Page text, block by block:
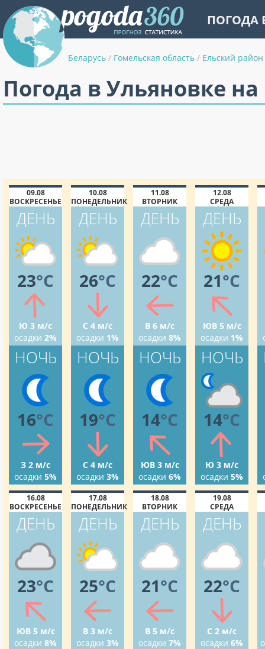
ПОГОДА
Беларусь / Гомельская область / Ельский район
Погода в Ульяновке
09.08
ВОСКРЕСЕНЬЕ
ДЕНЬ
23°C
Ю 3 м/с
осадки 2%
НОЧЬ
16°C
З 2 м/с
осадки 5%
10.08
ПОНЕДЕЛЬНИК
ДЕНЬ
26°C
С 4 м/с
осадки 1%
НОЧЬ
19°C
С 4 м/с
осадки 3%
11.08
ВТОРНИК
ДЕНЬ
22°C
В 6 м/с
осадки 8%
НОЧЬ
14°C
ЮВ 3 м/с
осадки 6%
12.08
СРЕДА
ДЕНЬ
21°C
ЮВ 5 м/с
осадки 1%
НОЧЬ
14°C
Ю 3 м/с
осадки 5%
16.08
ВОСКРЕСЕНЬЕ
ДЕНЬ
23°C
ЮВ 5 м/с
осадки 8%
17.08
ПОНЕДЕЛЬНИК
ДЕНЬ
25°C
В 3 м/с
осадки 3%
18.08
ВТОРНИК
ДЕНЬ
21°C
В 5 м/с
осадки 7%
19.08
СРЕДА
ДЕНЬ
22°C
С 2 м/с
осадки 6%